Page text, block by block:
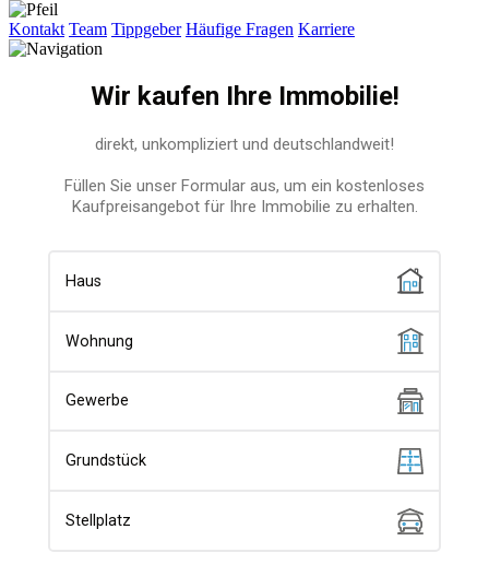
Kontakt Team Tippgeber Häufige Fragen Karriere